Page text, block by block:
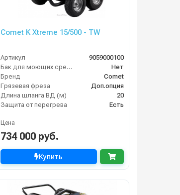
Comet K Xtreme 15/500 - TW
Артикул
9059000100
Бак для моющих средств
Нет
Бренд
Comet
Грязевая фреза
Доп.опция
Длина шланга ВД (м)
20
Защита от перегрева
Есть
Цена
734 000 руб.
Купить